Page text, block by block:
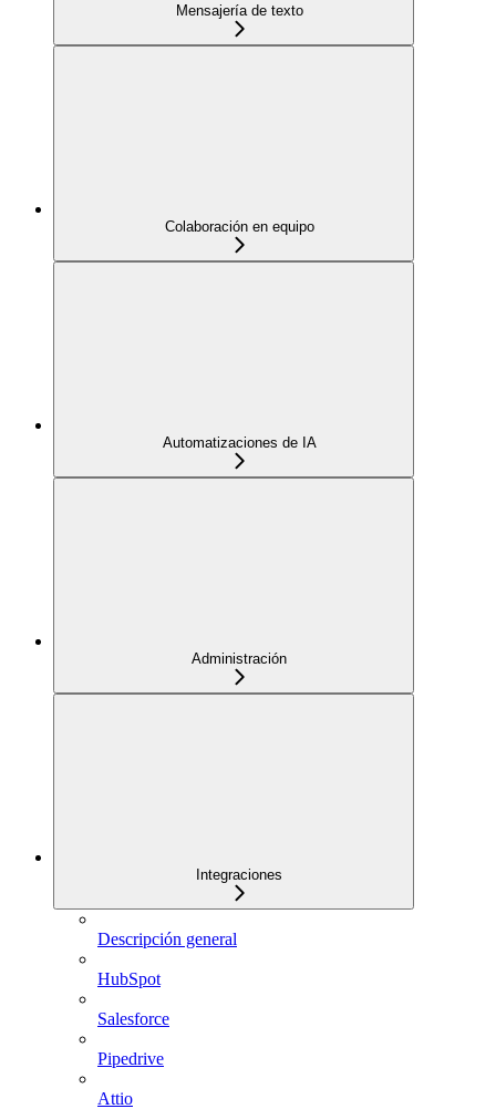
Mensajería de texto
Colaboración en equipo
Automatizaciones de IA
Administración
Integraciones
Descripción general
HubSpot
Salesforce
Pipedrive
Attio